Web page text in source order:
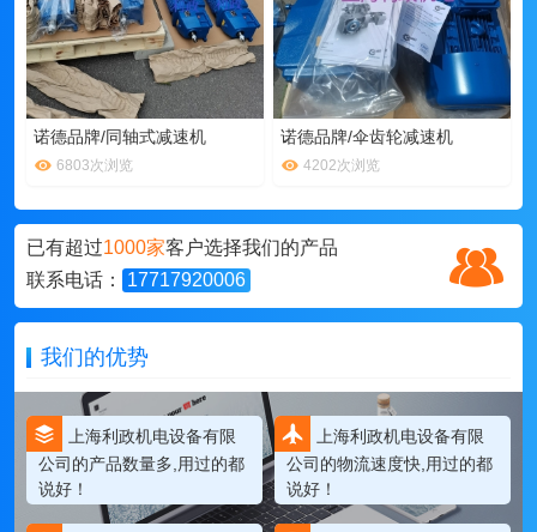
诺德品牌/同轴式减速机
6803次浏览
诺德品牌/伞齿轮减速机
4202次浏览
已有超过1000家客户选择我们的产品
联系电话：
17717920006
我们的优势
上海利政机电设备有限
公司的产品数量多,用过的都
说好！
上海利政机电设备有限
公司的物流速度快,用过的都
说好！